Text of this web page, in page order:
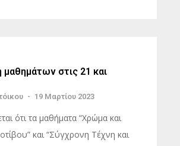
στις 21 και
- 19 Μαρτίου 2023
ότι τα μαθήματα “Χρώμα και
και “Σύγχρονη Τέχνη και